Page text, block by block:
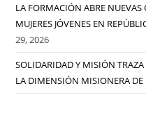
LA FORMACIÓN ABRE
MUJERES JÓVENES EN
29, 2026
SOLIDARIDAD Y MISIÓN TRAZA
LA DIMENSIÓN MISIONERA